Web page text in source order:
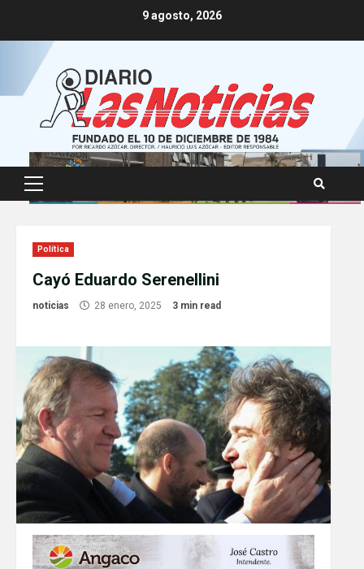
9 agosto, 2026
Primary
Menu
Política
Cayó Eduardo Serenellini
noticias 28 enero, 2025 3 min read